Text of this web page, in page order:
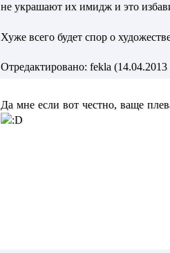
не украшают их имидж и это
Хуже всего будет спор о
Отредактировано: fekla (14.04.2013
Да мне если вот честно, ваще